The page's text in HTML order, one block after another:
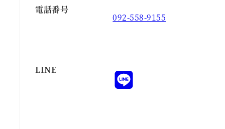
電話番号
092-558-9155
LINE